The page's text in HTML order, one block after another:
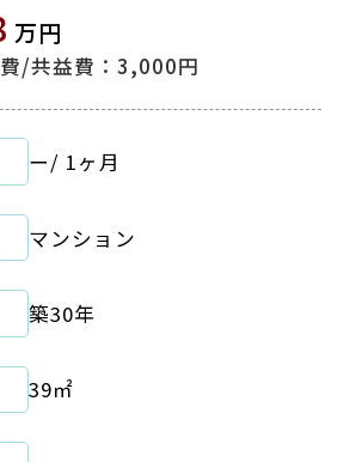
万円
/共益費：3,000円
ー/ 1ヶ月
マンション
築30年
39㎡